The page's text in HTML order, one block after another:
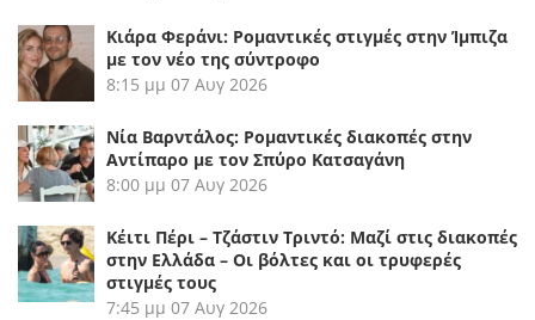
Κιάρα Φεράνι: Ρομαντικές στιγμές στην Ίμπιζα
με τον νέο της σύντροφο
8:15 μμ 07 Αυγ 2026
Νία Βαρντάλος: Ρομαντικές διακοπές στην
Αντίπαρο με τον Σπύρο Κατσαγάνη
8:00 μμ 07 Αυγ 2026
Κέιτι Πέρι – Τζάστιν Τριντό: Μαζί στις διακοπές
στην Ελλάδα – Οι βόλτες και οι τρυφερές
στιγμές τους
7:45 μμ 07 Αυγ 2026